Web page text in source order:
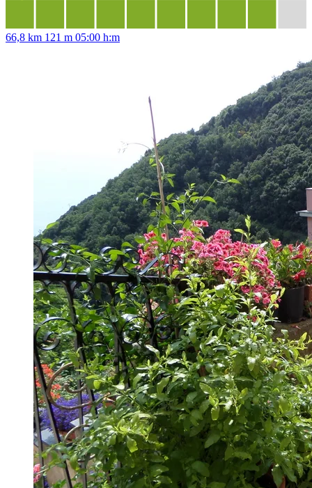
66,8 km 121 m 05:00 h:m